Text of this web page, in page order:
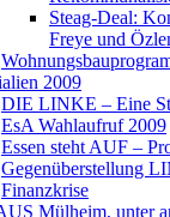
Steag-Deal:
Freye und
2009
DIE LINKE – Eine
EsA Wahlaufruf 2009
Essen steht AUF –
Gegenüberstellung
Finanzkrise
Mülheim, unter